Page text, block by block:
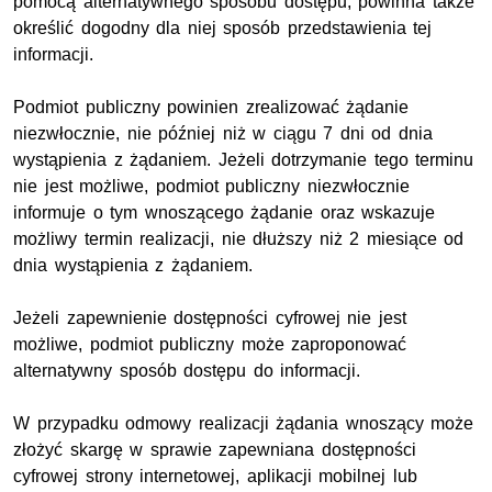
określić dogodny dla niej sposób przedstawienia tej
informacji.
Podmiot publiczny powinien zrealizować żądanie
niezwłocznie, nie później niż w ciągu 7 dni od dnia
wystąpienia z żądaniem. Jeżeli dotrzymanie tego terminu
nie jest możliwe, podmiot publiczny niezwłocznie
informuje o tym wnoszącego żądanie oraz wskazuje
możliwy termin realizacji, nie dłuższy niż 2 miesiące od
dnia wystąpienia z żądaniem.
Jeżeli zapewnienie dostępności cyfrowej nie jest
możliwe, podmiot publiczny może zaproponować
alternatywny sposób dostępu do informacji.
W przypadku odmowy realizacji żądania wnoszący może
złożyć skargę w sprawie zapewniana dostępności
cyfrowej strony internetowej, aplikacji mobilnej lub